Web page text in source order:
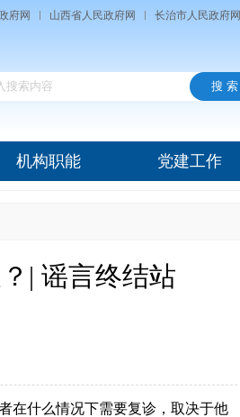
府网 山西省人民政府网 长治市人民政府网
机构职能 党建工作
| 谣言终结站
在什么情况下需要复诊，取决于他